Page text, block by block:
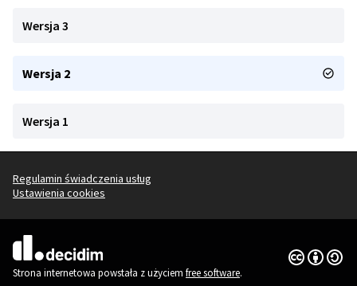
Wersja 3
Wersja 2
Wersja 1
Regulamin świadczenia usług
Ustawienia cookies
(Link zewnętrzny)
Strona internetowa powstała z użyciem free software.
Licencja
(Link